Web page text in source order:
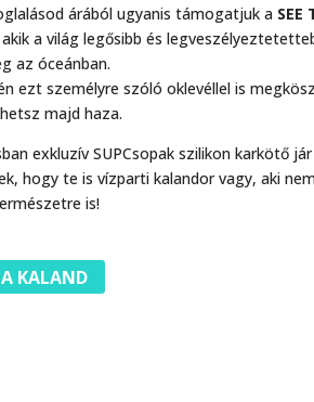
árából ugyanis támogatjuk a
a világ legősibb és
az óceánban.
ezt személyre szóló oklevéllel is
majd haza.
exkluzív SUPCsopak szilikon karkötő
hogy te is vízparti kalandor vagy, aki
is!
KALAND